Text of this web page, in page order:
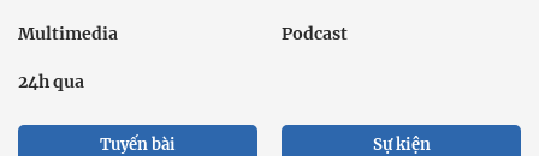
Multimedia Podcast
24h qua
Tuyến bài Sự kiện